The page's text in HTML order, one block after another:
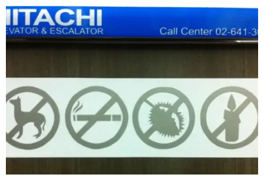
b
e
i
e
e
g
e
l
n